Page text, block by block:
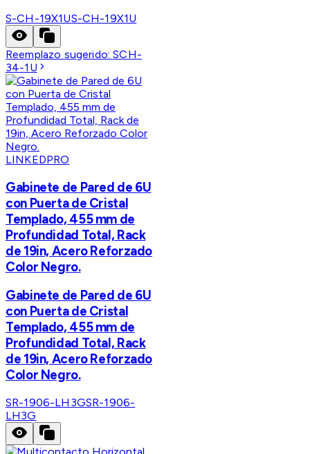
S-CH-19X1US-CH-19X1U
Reemplazo sugerido:SCH-
34-1U
LINKEDPRO
Gabinete de Pared de 6U
con Puerta de Cristal
Templado, 455 mm de
Profundidad Total, Rack
de 19in, Acero Reforzado
Color Negro.
Gabinete de Pared de 6U
con Puerta de Cristal
Templado, 455 mm de
Profundidad Total, Rack
de 19in, Acero Reforzado
Color Negro.
SR-1906-LH3GSR-1906-
LH3G